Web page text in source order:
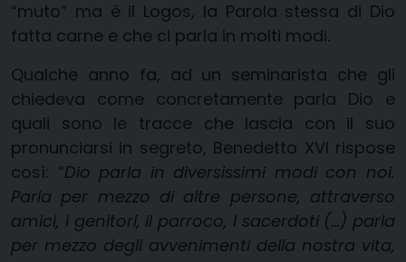
“muto” ma è il Logos, la Parola stessa di Dio
fatta carne e che ci parla in molti modi.
Qualche anno fa, ad un seminarista che gli
chiedeva come concretamente parla Dio e
quali sono le tracce che lascia con il suo
pronunciarsi in segreto, Benedetto XVI rispose
così: “Dio parla in diversissimi modi con noi.
Parla per mezzo di altre persone, attraverso
amici, i genitori, il parroco, I sacerdoti (…) parla
per mezzo degli avvenimenti della nostra vita,